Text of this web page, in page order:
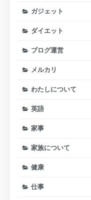
ガジェット
ダイエット
ブログ運営
メルカリ
わたしについて
英語
家事
家族について
健康
仕事